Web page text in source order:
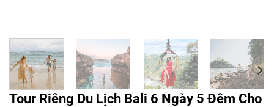
Tour Riêng Du Lịch Bali 6 Ngày 5 Đêm Cho